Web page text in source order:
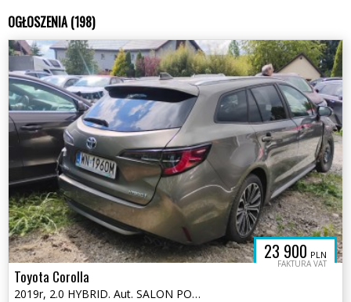
OGŁOSZENIA (198)
23 900 PLN
FAKTURA VAT
Toyota Corolla
2019r, 2.0 HYBRID. Aut. SALON POLSKA. Uszkodzony przód. VAT 23%.